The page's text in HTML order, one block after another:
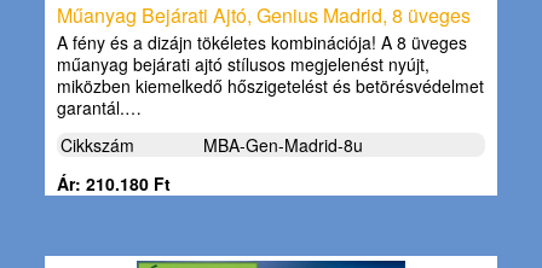
Műanyag Bejárati Ajtó, Genius Madrid, 8 üveges
A fény és a dizájn tökéletes kombinációja! A 8 üveges
műanyag bejárati ajtó stílusos megjelenést nyújt,
miközben kiemelkedő hőszigetelést és betörésvédelmet
garantál.…
Cikkszám
MBA-Gen-Madrid-8u
Ár: 210.180 Ft